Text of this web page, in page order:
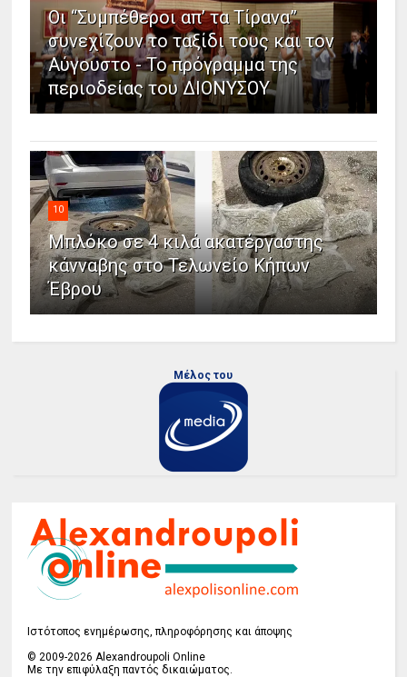
Οι “Συμπέθεροι απ’ τα Τίρανα”
συνεχίζουν το ταξίδι τους και τον
Αύγουστο - Το πρόγραμμα της
περιοδείας του ΔΙΟΝΥΣΟΥ
10
Μπλόκο σε 4 κιλά ακατέργαστης
κάνναβης στο Τελωνείο Κήπων
Έβρου
Μέλος του
Ιστότοπος ενημέρωσης, πληροφόρησης και άποψης
© 2009-2026 Alexandroupoli Online
Με την επιφύλαξη παντός δικαιώματος.